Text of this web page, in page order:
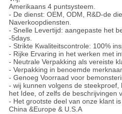
Amerikaans 4 puntsysteem.
- De dienst: OEM, ODM, R&D-de
Naverkoopdiensten.
- Snelle Levertijd: aangepaste het
-5days.
- Strikte Kwaliteitscontrole: 100%
- Rijke Ervaring in het werken met
- Neutrale Verpakking als vereiste
- Verpakking in benoemde
- Genoeg Voorraad voor
- wij kunnen volgens de
het Idee, of zelfs de beschrijvingen
- Het grootste deel van onze klant
China &Europe & U.S.A